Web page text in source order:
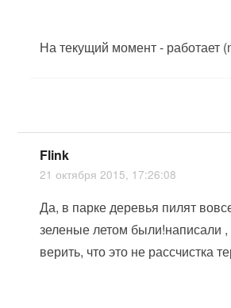
На текущий момент - работает
Flink
21 октября 2015, 17:26:08
Да, в парке деревья пилят
зеленые летом были!написали
верить, что это не рассчистка